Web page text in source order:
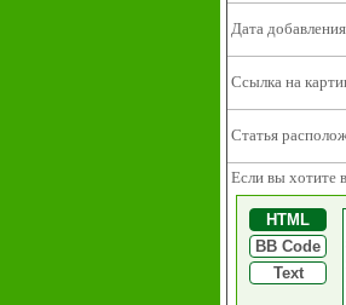
Дата
Ссылка на
Статья
Если вы хотите
HTML
BB Code
Text